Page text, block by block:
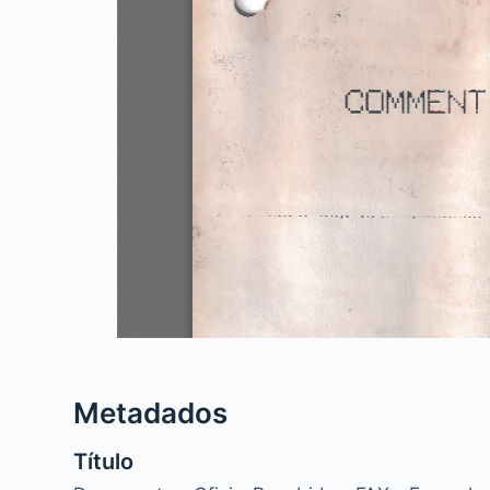
Metadados
Título